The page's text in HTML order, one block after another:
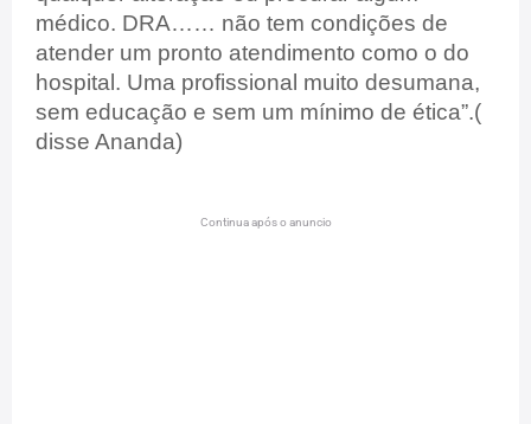
médico. DRA…… não tem condições de
atender um pronto atendimento como o do
hospital. Uma profissional muito desumana,
sem educação e sem um mínimo de ética”.(
disse Ananda)
Continua após o anuncio